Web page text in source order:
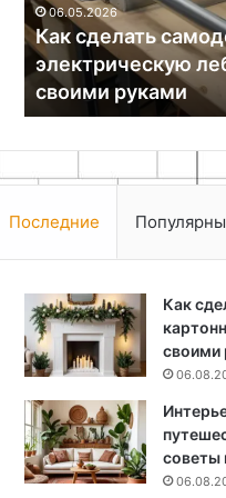
руками
06.05.2026
Как сделать
электрическую
своими руками
Последние
Как
своими
советы